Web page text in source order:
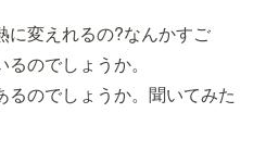
に変えれるの?なんかすご
のでしょうか。
のでしょうか。聞いてみた